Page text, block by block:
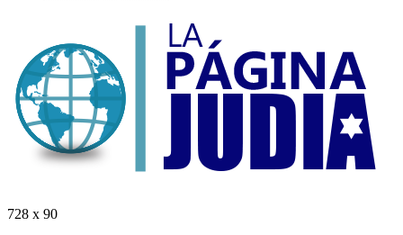
728 x 90